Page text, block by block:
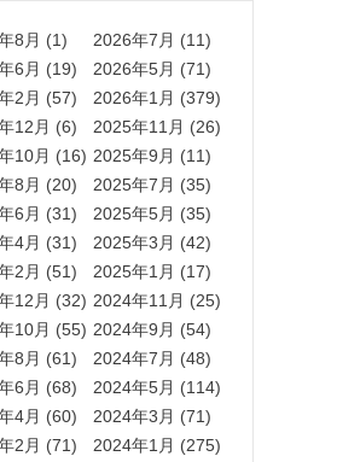
8月 (1)
2026年7月 (11)
6月 (19)
2026年5月 (71)
2月 (57)
2026年1月 (379)
12月 (6)
2025年11月 (26)
10月 (16) 2025年9月 (11)
8月 (20)
2025年7月 (35)
6月 (31)
2025年5月 (35)
4月 (31)
2025年3月 (42)
2月 (51)
2025年1月 (17)
12月 (32) 2024年11月 (25)
10月 (55) 2024年9月 (54)
8月 (61)
2024年7月 (48)
6月 (68)
2024年5月 (114)
4月 (60)
2024年3月 (71)
2月 (71)
2024年1月 (275)